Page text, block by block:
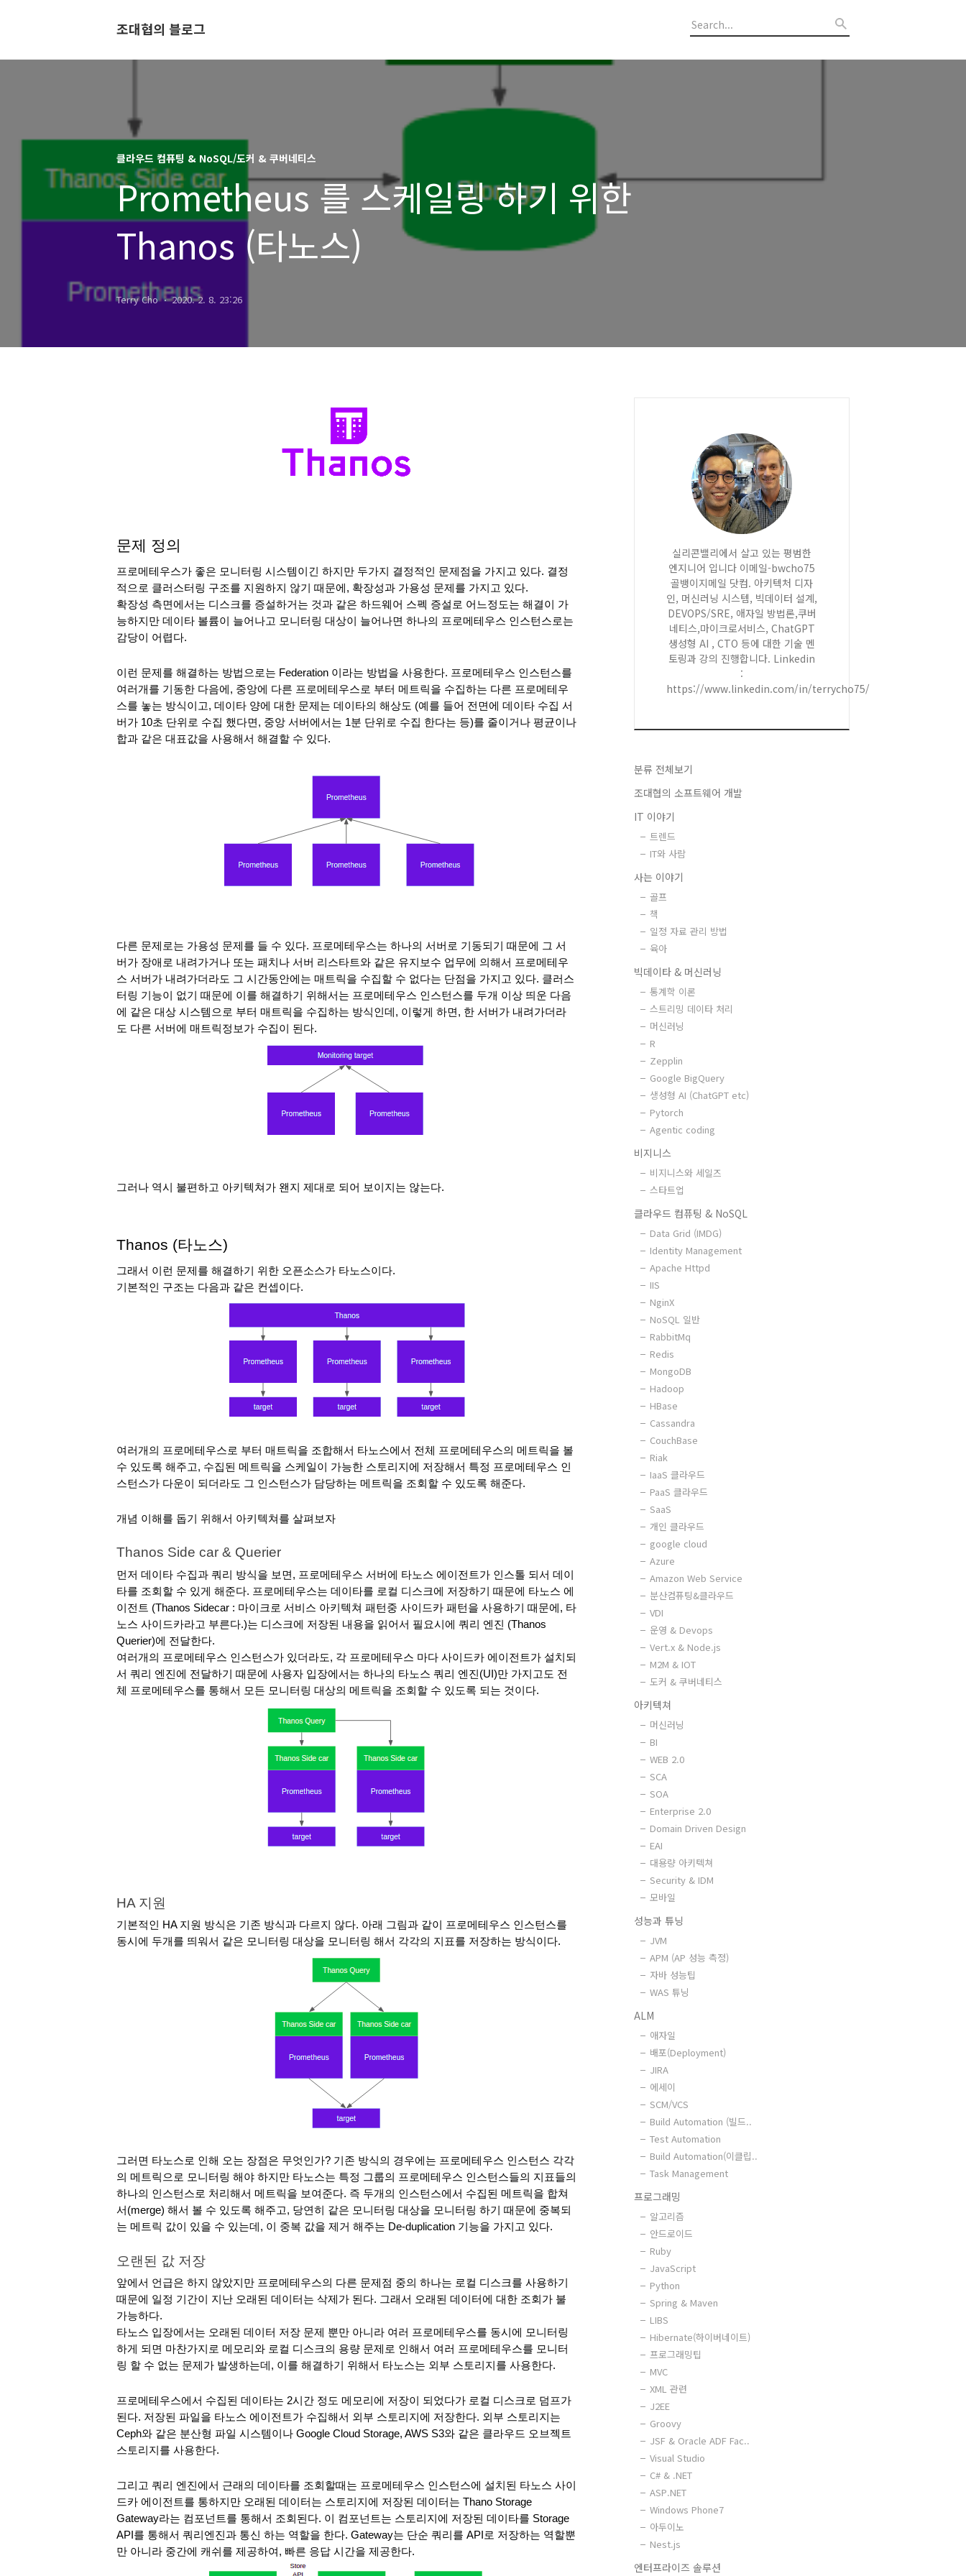
조대협의 블로그
클라우드 컴퓨팅 & NoSQL/도커 & 쿠버네티스
Prometheus 를 스케일링 하기 위한
Thanos (타노스)
Terry Cho 2020. 2. 8. 23:26
문제 정의
프로메테우스가 좋은 모니터링 시스템이긴 하지만 두가지 결정적인 문제점을 가지고 있다. 결정
적으로 클러스터링 구조를 지원하지 않기 때문에, 확장성과 가용성 문제를 가지고 있다.
확장성 측면에서는 디스크를 증설하거는 것과 같은 하드웨어 스펙 증설로 어느정도는 해결이 가
능하지만 데이타 볼륨이 늘어나고 모니터링 대상이 늘어나면 하나의 프로메테우스 인스턴스로는
감당이 어렵다.
이런 문제를 해결하는 방법으로는 Federation 이라는 방법을 사용한다. 프로메테우스 인스턴스를
여러개를 기동한 다음에, 중앙에 다른 프로메테우스로 부터 메트릭을 수집하는 다른 프로메테우
스를 놓는 방식이고, 데이타 양에 대한 문제는 데이타의 해상도 (예를 들어 전면에 데이타 수집 서
버가 10초 단위로 수집 했다면, 중앙 서버에서는 1분 단위로 수집 한다는 등)를 줄이거나 평균이나
합과 같은 대표값을 사용해서 해결할 수 있다.
다른 문제로는 가용성 문제를 들 수 있다. 프로메테우스는 하나의 서버로 기동되기 때문에 그 서
버가 장애로 내려가거나 또는 패치나 서버 리스타트와 같은 유지보수 업무에 의해서 프로메테우
스 서버가 내려가더라도 그 시간동안에는 매트릭을 수집할 수 없다는 단점을 가지고 있다. 클러스
터링 기능이 없기 때문에 이를 해결하기 위해서는 프로메테우스 인스턴스를 두개 이상 띄운 다음
에 같은 대상 시스템으로 부터 매트릭을 수집하는 방식인데, 이렇게 하면, 한 서버가 내려가더라
도 다른 서버에 매트릭정보가 수집이 된다.
그러나 역시 불편하고 아키텍쳐가 왠지 제대로 되어 보이지는 않는다.
Thanos (타노스)
그래서 이런 문제를 해결하기 위한 오픈소스가 타노스이다.
기본적인 구조는 다음과 같은 컨셉이다.
여러개의 프로메테우스로 부터 매트릭을 조합해서 타노스에서 전체 프로메테우스의 메트릭을 볼
수 있도록 해주고, 수집된 메트릭을 스케일이 가능한 스토리지에 저장해서 특정 프로메테우스 인
스턴스가 다운이 되더라도 그 인스턴스가 담당하는 메트릭을 조회할 수 있도록 해준다.
개념 이해를 돕기 위해서 아키텍쳐를 살펴보자
Thanos Side car & Querier
먼저 데이타 수집과 쿼리 방식을 보면, 프로메테우스 서버에 타노스 에이전트가 인스톨 되서 데이
타를 조회할 수 있게 해준다. 프로메테우스는 데이타를 로컬 디스크에 저장하기 때문에 타노스 에
이전트 (Thanos Sidecar : 마이크로 서비스 아키텍쳐 패턴중 사이드카 패턴을 사용하기 때문에, 타
노스 사이드카라고 부른다.)는 디스크에 저장된 내용을 읽어서 필요시에 쿼리 엔진 (Thanos
Querier)에 전달한다.
여러개의 프로메테우스 인스턴스가 있더라도, 각 프로메테우스 마다 사이드카 에이전트가 설치되
서 쿼리 엔진에 전달하기 때문에 사용자 입장에서는 하나의 타노스 쿼리 엔진(UI)만 가지고도 전
체 프로메테우스를 통해서 모든 모니터링 대상의 메트릭을 조회할 수 있도록 되는 것이다.
HA 지원
기본적인 HA 지원 방식은 기존 방식과 다르지 않다. 아래 그림과 같이 프로메테우스 인스턴스를
동시에 두개를 띄워서 같은 모니터링 대상을 모니터링 해서 각각의 지표를 저장하는 방식이다.
그러면 타노스로 인해 오는 장점은 무엇인가? 기존 방식의 경우에는 프로메테우스 인스턴스 각각
의 메트릭으로 모니터링 해야 하지만 타노스는 특정 그룹의 프로메테우스 인스턴스들의 지표들의
하나의 인스턴스로 처리해서 메트릭을 보여준다. 즉 두개의 인스턴스에서 수집된 메트릭을 합쳐
서(merge) 해서 볼 수 있도록 해주고, 당연히 같은 모니터링 대상을 모니터링 하기 때문에 중복되
는 메트릭 값이 있을 수 있는데, 이 중복 값을 제거 해주는 De-duplication 기능을 가지고 있다.
오랜된 값 저장
앞에서 언급은 하지 않았지만 프로메테우스의 다른 문제점 중의 하나는 로컬 디스크를 사용하기
때문에 일정 기간이 지난 오래된 데이터는 삭제가 된다. 그래서 오래된 데이터에 대한 조회가 불
가능하다.
타노스 입장에서는 오래된 데이터 저장 문제 뿐만 아니라 여러 프로메테우스를 동시에 모니터링
하게 되면 마찬가지로 메모리와 로컬 디스크의 용량 문제로 인해서 여러 프로메테우스를 모니터
링 할 수 없는 문제가 발생하는데, 이를 해결하기 위해서 타노스는 외부 스토리지를 사용한다.
프로메테우스에서 수집된 데이타는 2시간 정도 메모리에 저장이 되었다가 로컬 디스크로 덤프가
된다. 저장된 파일을 타노스 에이전트가 수집해서 외부 스토리지에 저장한다. 외부 스토리지는
Ceph와 같은 분산형 파일 시스템이나 Google Cloud Storage, AWS S3와 같은 클라우드 오브젝트
스토리지를 사용한다.
그리고 쿼리 엔진에서 근래의 데이타를 조회할때는 프로메테우스 인스턴스에 설치된 타노스 사이
드카 에이전트를 통하지만 오래된 데이터는 스토리지에 저장된 데이터는 Thano Storage
Gateway라는 컴포넌트를 통해서 조회된다. 이 컴포넌트는 스토리지에 저장된 데이타를 Storage
API를 통해서 쿼리엔진과 통신 하는 역할을 한다. Gateway는 단순 쿼리를 API로 저장하는 역할뿐
만 아니라 중간에 캐쉬를 제공하여, 빠른 응답 시간을 제공한다.
실리콘밸리에서 살고 있는 평범한
엔지니어 입니다 이메일-bwcho75
골뱅이지메일 닷컴. 아키텍처 디자
인, 머신러닝 시스템, 빅데이터 설계,
DEVOPS/SRE, 애자일 방법론,쿠버
네티스,마이크로서비스, ChatGPT
생성형 AI , CTO 등에 대한 기술 멘
토링과 강의 진행합니다. Linkedin
:
https://www.linkedin.com/in/terrycho75/
분류 전체보기
조대협의 소프트웨어 개발
IT 이야기
트렌드
IT와 사람
사는 이야기
골프
책
일정 자료 관리 방법
육아
빅데이타 & 머신러닝
통계학 이론
스트리밍 데이타 처리
머신러닝
R
Zepplin
Google BigQuery
생성형 AI (ChatGPT etc)
Pytorch
Agentic coding
비지니스
비지니스와 세일즈
스타트업
클라우드 컴퓨팅 & NoSQL
Data Grid (IMDG)
Identity Management
Apache Httpd
IIS
NginX
NoSQL 일반
RabbitMq
Redis
MongoDB
Hadoop
HBase
Cassandra
CouchBase
Riak
IaaS 클라우드
PaaS 클라우드
SaaS
개인 클라우드
google cloud
Azure
Amazon Web Service
분산컴퓨팅&클라우드
VDI
운영 & Devops
Vert.x & Node.js
M2M & IOT
도커 & 쿠버네티스
아키텍쳐
머신러닝
BI
WEB 2.0
SCA
SOA
Enterprise 2.0
Domain Driven Design
EAI
대용량 아키텍쳐
Security & IDM
모바일
성능과 튜닝
JVM
APM (AP 성능 측정)
자바 성능팁
WAS 튜닝
ALM
애자일
배포(Deployment)
JIRA
에세이
SCM/VCS
Build Automation (빌드..
Test Automation
Build Automation(이클립..
Task Management
프로그래밍
알고리즘
안드로이드
Ruby
JavaScript
Python
Spring & Maven
LIBS
Hibernate(하이버네이트)
프로그래밍팁
MVC
XML 관련
J2EE
Groovy
JSF & Oracle ADF Fac..
Visual Studio
C# & .NET
ASP.NET
Windows Phone7
아두이노
Nest.js
엔터프라이즈 솔루션